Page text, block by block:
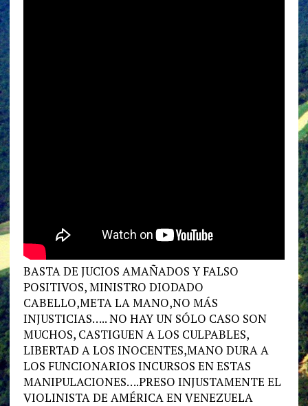
BASTA DE JUCIOS AMAÑADOS Y FALSO
POSITIVOS, MINISTRO DIODADO
CABELLO,META LA MANO,NO MÁS
INJUSTICIAS….. NO HAY UN SÓLO CASO SON
MUCHOS, CASTIGUEN A LOS CULPABLES,
LIBERTAD A LOS INOCENTES,MANO DURA A
LOS FUNCIONARIOS INCURSOS EN ESTAS
MANIPULACIONES….PRESO INJUSTAMENTE EL
VIOLINISTA DE AMÉRICA EN VENEZUELA